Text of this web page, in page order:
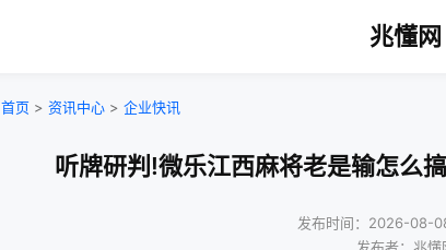
兆懂网
首页 > 资讯中心 > 企业快讯
听牌研判!微乐江西麻将老是输怎么
发布时间：2026-08-